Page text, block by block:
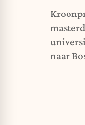
naar